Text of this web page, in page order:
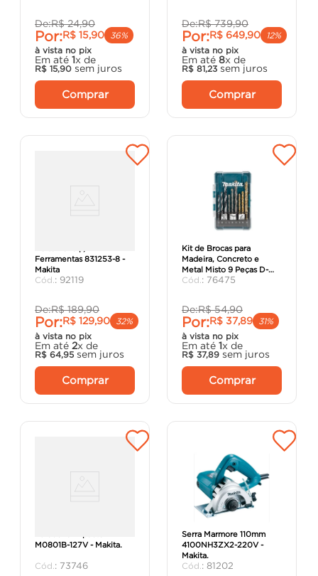
De:R$ 24,90
Por:R$ 15,90
36%
à vista no pix
Em até 1x de
R$ 15,90 sem juros
Comprar
De:R$ 739,90
Por:R$ 649,90
12%
à vista no pix
Em até 8x de
R$ 81,23 sem juros
Comprar
Ferramentas 831253-8 -
Makita
: 92119
De:R$ 189,90
Por:R$ 129,90
32%
à vista no pix
Em até 2x de
R$ 64,95 sem juros
Comprar
Kit de Brocas para
Madeira, Concreto e
Metal Misto 9 Peças D-
71962 - Makita.
: 76475
De:R$ 54,90
Por:R$ 37,89
31%
à vista no pix
Em até 1x de
R$ 37,89 sem juros
Comprar
M0801B-127V - Makita.
: 73746
Serra Marmore 110mm
4100NH3ZX2-220V -
Makita.
: 81202